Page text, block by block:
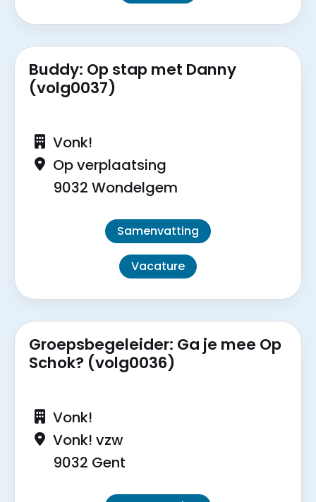
Buddy: Op stap met Danny
(volg0037)
Vonk!
Op verplaatsing
9032 Wondelgem
Samenvatting
Vacature
Groepsbegeleider: Ga je mee Op
Schok? (volg0036)
Vonk!
Vonk! vzw
9032 Gent